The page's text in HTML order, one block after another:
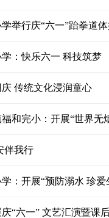
举行庆“六一”跆拳道
：快乐六一 科技筑梦
传统文化浸润童心
和完小：开展“世界无
伴我行
：开展“预防溺水 珍爱
“六一” 文艺汇演暨课